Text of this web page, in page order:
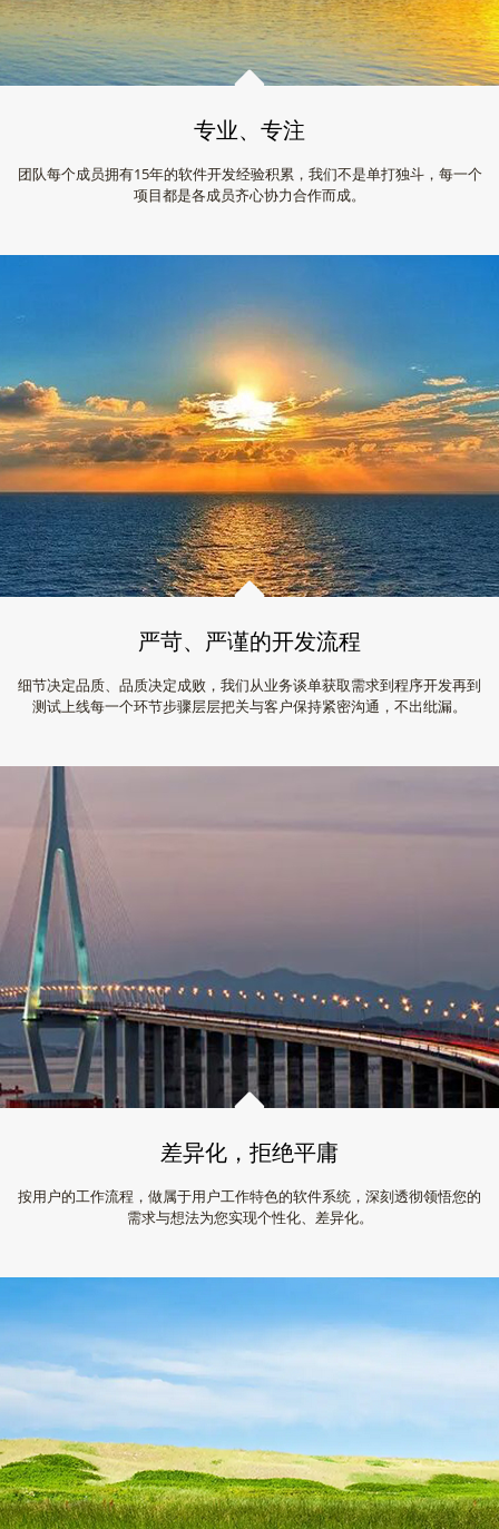
专业、专注
团队每个成员拥有15年的软件开发经验积累，我们不是单打独斗，每一个
项目都是各成员齐心协力合作而成。
严苛、严谨的开发流程
细节决定品质、品质决定成败，我们从业务谈单获取需求到程序开发再到
测试上线每一个环节步骤层层把关与客户保持紧密沟通，不出纰漏。
差异化，拒绝平庸
按用户的工作流程，做属于用户工作特色的软件系统，深刻透彻领悟您的
需求与想法为您实现个性化、差异化。